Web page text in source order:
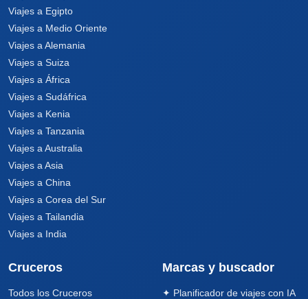
Viajes a Egipto
Viajes a Medio Oriente
Viajes a Alemania
Viajes a Suiza
Viajes a África
Viajes a Sudáfrica
Viajes a Kenia
Viajes a Tanzania
Viajes a Australia
Viajes a Asia
Viajes a China
Viajes a Corea del Sur
Viajes a Tailandia
Viajes a India
Cruceros
Todos los Cruceros
Marcas y buscador
✦ Planificador de viajes con IA